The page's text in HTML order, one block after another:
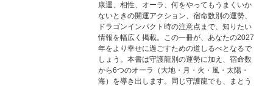
康運、相性、オーラ、何をやってもうまくいか
ないときの開運アクション、宿命数別の運勢、
ドラゴンインパクト時の注意点まで、知りたい
情報を幅広く掲載。この一冊が、あなたの2027
年をより幸せに過ごすための道しるべとなるで
しょう。本書は守護龍別の運勢に加え、宿命数
から6つのオーラ（大地・月・火・風・太陽・
海）を導き出します。同じ守護龍でも、まとう